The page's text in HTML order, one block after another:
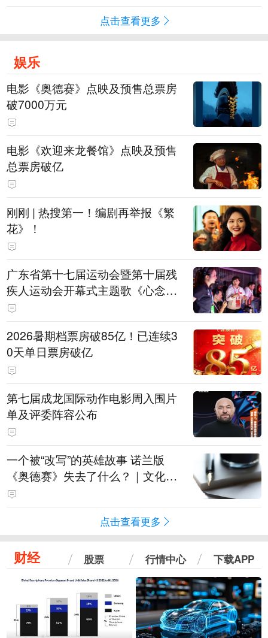
点击查看更多
娱乐
电影《奥德赛》点映及预售总票房
破7000万元
电影《欢迎来龙餐馆》点映及预售
总票房破亿
刚刚 | 热搜第一！编剧再举报《繁
花》！
广东省第十七届运动会暨第十届残
疾人运动会开幕式主题歌《心念山
海》MV正式发布
2026暑期档票房破85亿！已连续3
0天单日票房破亿
第七届成龙国际动作电影周入围片
单及评委阵容公布
一个被“改写”的英雄故事 诺兰版
《奥德赛》失去了什么？｜文化观
察
点击查看更多
财经 股票 行情中心 下载APP